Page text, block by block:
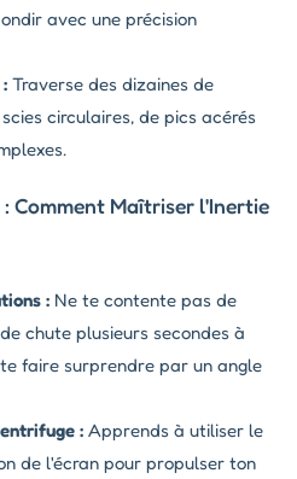
avec une précision
Traverse des dizaines de
circulaires, de pics acérés
Comment Maîtriser l'Inertie
: Ne te contente pas de
chute plusieurs secondes à
faire surprendre par un angle
: Apprends à utiliser le
de l'écran pour propulser ton